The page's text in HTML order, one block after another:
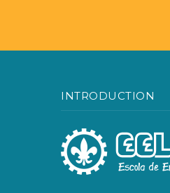
INTRODUCTION